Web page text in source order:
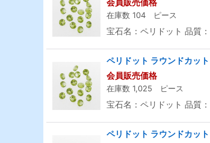
会員販売価格
在庫数 104 ピース
宝石名：ペリドット 品質
ペリドット ラウンドカッ
会員販売価格
在庫数 1,025 ピース
宝石名：ペリドット 品質
ペリドット ラウンドカッ